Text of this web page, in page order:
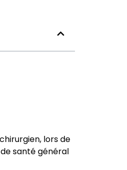
lors de
santé général